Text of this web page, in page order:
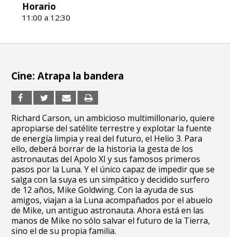
Horario
11:00 a 12:30
Cine: Atrapa la bandera
Richard Carson, un ambicioso multimillonario, quiere
apropiarse del satélite terrestre y explotar la fuente
de energía limpia y real del futuro, el Helio 3. Para
ello, deberá borrar de la historia la gesta de los
astronautas del Apolo XI y sus famosos primeros
pasos por la Luna. Y el único capaz de impedir que se
salga con la suya es un simpático y decidido surfero
de 12 años, Mike Goldwing. Con la ayuda de sus
amigos, viajan a la Luna acompañados por el abuelo
de Mike, un antiguo astronauta. Ahora está en las
manos de Mike no sólo salvar el futuro de la Tierra,
sino el de su propia familia.